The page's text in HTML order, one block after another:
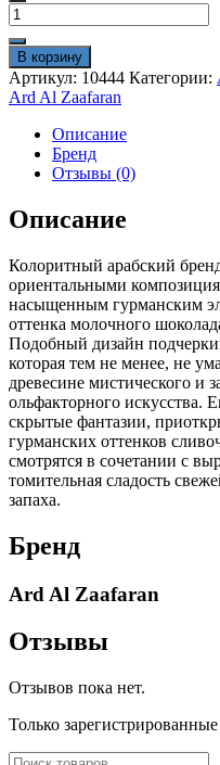
Количество
товара
Ard
Al
Zaafaran
"Mousuf"
100ml
ОАЭ
унисекс
оригинал
В корзину
Артикул: 10444 Категории:
Ard Al Zaafaran
Описание
Бренд
Отзывы (0)
Описание
Колоритный арабский
ориентальными
насыщенным гурманским
оттенка молочного
Подобный дизайн
которая тем не менее, не
древесине мистического
ольфакторного искусства.
скрытые фантазии,
гурманских оттенков
смотрятся в сочетании с
томительная сладость
запаха.
Бренд
Ard Al Zaafaran
Отзывы
Отзывов пока нет.
Только